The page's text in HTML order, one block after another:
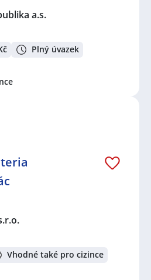
a.s.
Plný úvazek
Vhodné také pro cizince